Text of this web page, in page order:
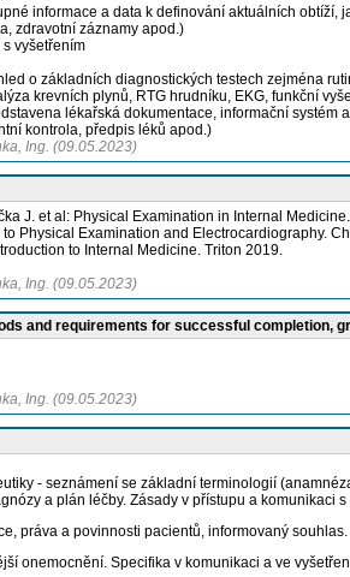
informace a data k definování aktuálních obtíží,
zdravotní záznamy apod.)
vyšetřením
o základních diagnostických testech zejména
krevních plynů, RTG hrudníku, EKG, funkční
lékařská dokumentace, informační systém
kontrola, předpis léků apod.)
Ing. (09.05.2023)
J. et al: Physical Examination in Internal
to Physical Examination and Electrocardiography.
to Internal Medicine. Triton 2019.
Ing. (09.05.2023)
and requirements for successful completion,
Ing. (09.05.2023)
- seznámení se základní terminologií
a plán léčby. Zásady v přístupu a komunikaci
práva a povinnosti pacientů, informovaný
onemocnění. Specifika v komunikaci a ve